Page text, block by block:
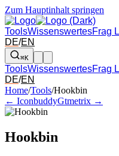
Zum Hauptinhalt springen
ToolsWissenswertesFrag
DE/EN
⌘K
ToolsWissenswertesFrag
DE/EN
Pfeil links und rechts: zum
Home/Tools/Hookbin
← IconbuddyGtmetrix →
Hookbin